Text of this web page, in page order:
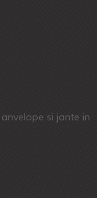
si jante in